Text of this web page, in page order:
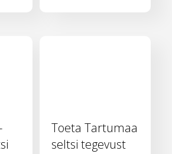
Toeta Tartumaa
seltsi tegevust